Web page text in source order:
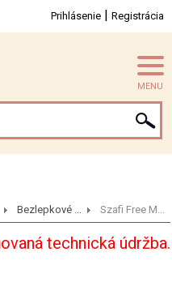
Prihlásenie | Registrácia
MENU
Bezlepkové ... Szafi Free M...
technická údržba.